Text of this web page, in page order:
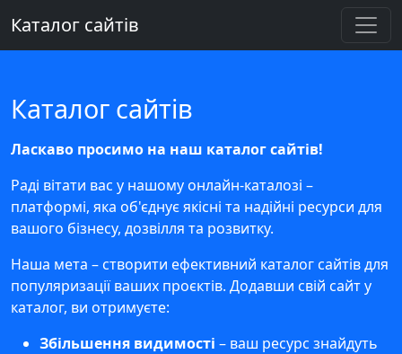
Каталог сайтів
Каталог сайтів
Ласкаво просимо на наш каталог сайтів!
Раді вітати вас у нашому онлайн-каталозі –
платформі, яка об'єднує якісні та надійні ресурси для
вашого бізнесу, дозвілля та розвитку.
Наша мета – створити ефективний каталог сайтів для
популяризації ваших проєктів. Додавши свій сайт у
каталог, ви отримуєте:
Збільшення видимості – ваш ресурс знайдуть